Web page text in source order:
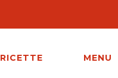
RICETTE MENU